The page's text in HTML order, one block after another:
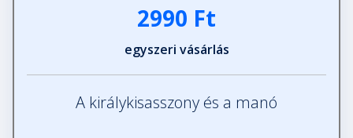
2990 Ft
egyszeri vásárlás
A királykisasszony és a manó